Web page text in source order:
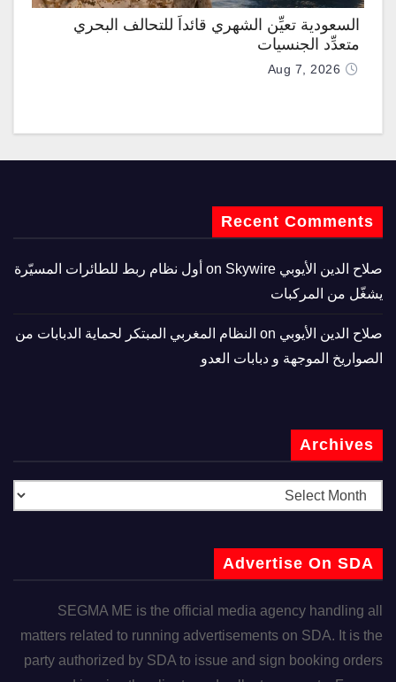
السعودية تعيِّن الشهري قائداً للتحالف البحري
متعدِّد الجنسيات
Aug 7, 2026
Recent Comments
صلاح الدين الأيوبي
Skywire أول نظام ربط للطائرات المسيّرة
يشغّل من المركبات
صلاح الدين الأيوبي
النظام المغربي المبتكر لحماية الدبابات من
الصواريخ الموجهة و دبابات العدو
Archives
Advertise On SDA
SEGMA ME is the official media agency handling all
matters related to running advertisements on SDA. It is the
party authorized by SDA to issue and sign booking orders